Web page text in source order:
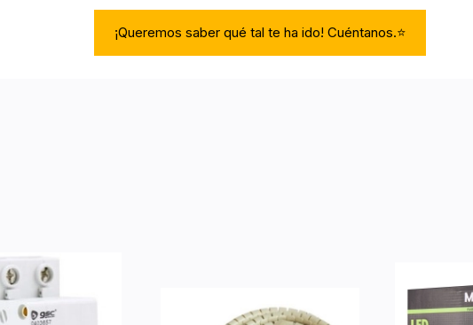
¡Queremos saber qué tal te ha ido! Cuéntanos.⭐